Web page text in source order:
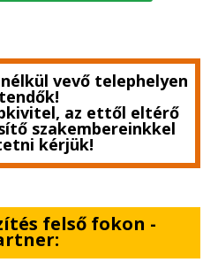
vevő telephelyen
az ettől eltérő
szakembereinkkel
kérjük!
felső fokon -